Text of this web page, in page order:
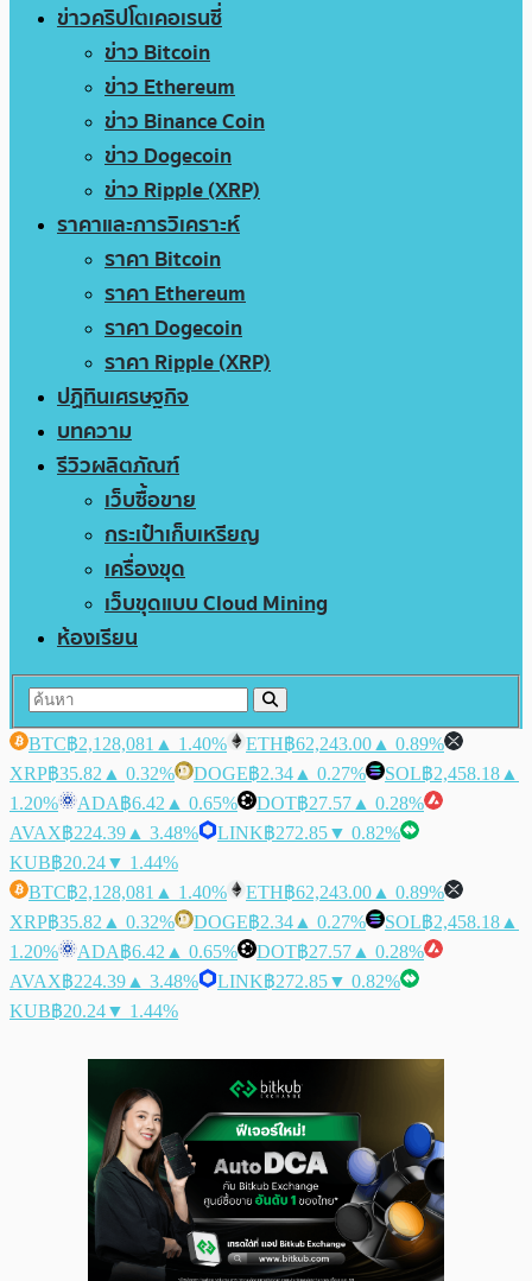
ข่าวคริปโตเคอเรนซี่
ข่าว Bitcoin
ข่าว Ethereum
ข่าว Binance Coin
ข่าว Dogecoin
ข่าว Ripple (XRP)
ราคาและการวิเคราะห์
ราคา Bitcoin
ราคา Ethereum
ราคา Dogecoin
ราคา Ripple (XRP)
ปฏิทินเศรษฐกิจ
บทความ
รีวิวผลิตภัณฑ์
เว็บซื้อขาย
กระเป๋าเก็บเหรียญ
เครื่องขุด
เว็บขุดแบบ Cloud Mining
ห้องเรียน
BTC฿2,128,081 ▲ 1.40% ETH฿62,243.00 ▲ 0.89%
XRP฿35.82 ▲ 0.32% DOGE฿2.34 ▲ 0.27% SOL฿2,458.18 ▲
1.20%
ADA฿6.42 ▲ 0.65% DOT฿27.57 ▲ 0.28%
AVAX฿224.39 ▲ 3.48% LINK฿272.85▼ 0.82%
KUB฿20.24▼ 1.44%
BTC฿2,128,081 ▲ 1.40% ETH฿62,243.00 ▲ 0.89%
XRP฿35.82 ▲ 0.32% DOGE฿2.34 ▲ 0.27% SOL฿2,458.18 ▲
1.20%
ADA฿6.42 ▲ 0.65% DOT฿27.57 ▲ 0.28%
AVAX฿224.39 ▲ 3.48% LINK฿272.85▼ 0.82%
KUB฿20.24▼ 1.44%